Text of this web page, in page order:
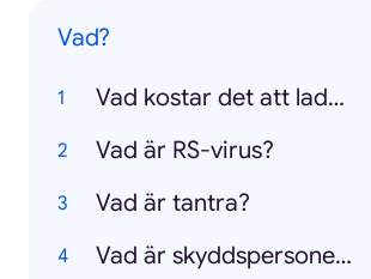
Vad?
Vad kostar det att ladda en elbil?
Vad är RS-virus?
Vad är tantra?
Vad är skyddspersoner?